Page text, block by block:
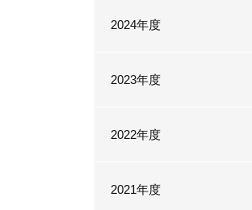
2024年度
2023年度
2022年度
2021年度